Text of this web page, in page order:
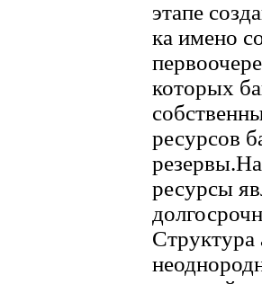
этапе
ка имено
которых
ресурсов
ресурсы
Структура